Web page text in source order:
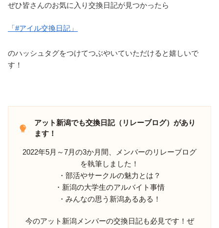
ぜひ皆さんのお気に入り交換日記が見つかったら
「#アイル交換日記」
のハッシュタグをつけてつぶやいていただけると嬉しいで
す！
アット新潟でも交換日記（リレーブログ）があり
ます！
2022年5月～7月の3か月間、メンバーのリレーブログ
を執筆しました！
・部活やサークルの魅力とは？
・新潟の大学生のアルバイト事情
・みんなの思う新潟あるある！
今のアット新潟メンバーの交換日記も必見です！ぜ